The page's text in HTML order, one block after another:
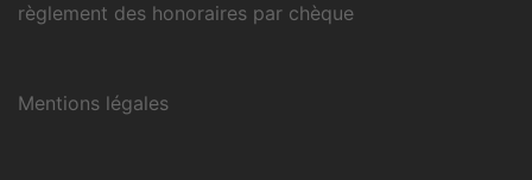
règlement des honoraires par chèque
Mentions légales